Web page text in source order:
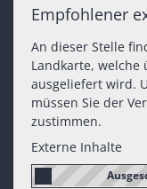
Empfohlener
An dieser Stelle
Landkarte,
ausgeliefert wird.
müssen Sie der
zustimmen.
Externe Inhalte